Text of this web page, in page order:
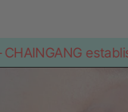
established 2003